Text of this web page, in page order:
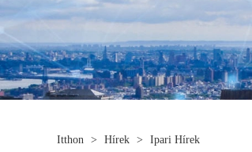
Itthon > Hírek > Ipari Hírek